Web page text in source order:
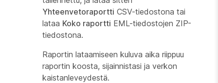
Yhteenvetoraportti CSV-tiedostona tai
lataa Koko raportti EML-tiedostojen ZIP-
tiedostona.
Raportin lataamiseen kuluva aika riippuu
raportin koosta, sijainnistasi ja verkon
kaistanleveydestä.